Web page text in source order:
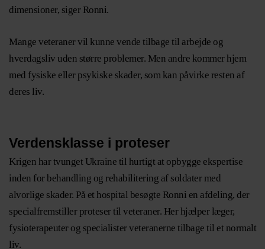
dimensioner, siger Ronni.
Mange veteraner vil kunne vende tilbage til arbejde og
hverdagsliv uden større problemer. Men andre kommer hjem
med fysiske eller psykiske skader, som kan påvirke resten af
deres liv.
Verdensklasse i proteser
Krigen har tvunget Ukraine til hurtigt at opbygge ekspertise
inden for behandling og rehabilitering af soldater med
alvorlige skader. På et hospital besøgte Ronni en afdeling, der
specialfremstiller proteser til veteraner. Her hjælper læger,
fysioterapeuter og specialister veteranerne tilbage til et normalt
liv.